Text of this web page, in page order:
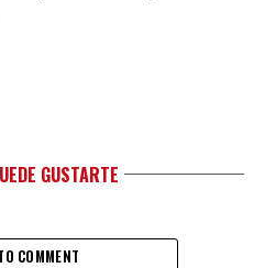
GUSTARTE
COMMENT